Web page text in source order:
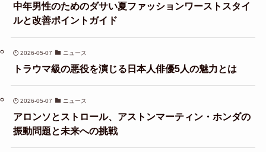
中年男性のためのダサい夏ファッションワーストスタイ
ルと改善ポイントガイド
2026-05-07 ニュース
トラウマ級の悪役を演じる日本人俳優5人の魅力とは
2026-05-07 ニュース
アロンソとストロール、アストンマーティン・ホンダの
振動問題と未来への挑戦